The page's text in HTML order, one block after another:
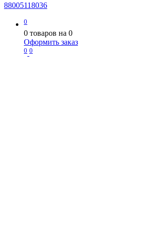
88005118036
0
0 товаров на 0
Оформить заказ
0 0